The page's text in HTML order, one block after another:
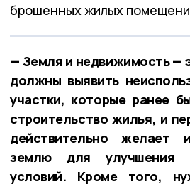
брошенных жилых
— Земля и недвижимость —
должны выявить
участки, которые ранее
строительство жилья, и
действительно желает
землю для улучшения
условий. Кроме того,